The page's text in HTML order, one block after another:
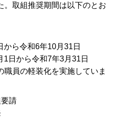
。取組推奨期間は以下のとお
ら令和6年10月31日
日から令和7年3月31日
員の軽装化を実施していま
請